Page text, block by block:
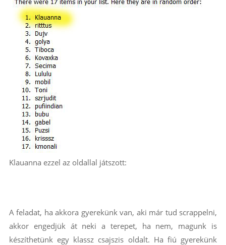
Klauanna ezzel az oldallal játszott:
A feladat, ha akkora gyerekünk van, aki már tud scrappelni,
akkor engedjük át neki a terepet, ha nem, magunk is
készíthetünk egy klassz csajszis oldalt. Ha fiú gyerekünk